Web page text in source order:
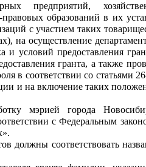
предприятий,
образований в их
с участием таких
на осуществление
условий предоставления
гранта, а также
в соответствии со статьями
и на включение таких
мэрией города
с Федеральным
должны соответствовать